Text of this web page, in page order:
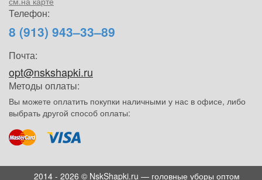
Телефон:
8 (913) 943–33–89
Почта:
opt@nskshapki.ru
Методы оплаты:
Вы можете оплатить покупки наличными у нас в офисе, либо
выбрать другой способ оплаты:
2014 - 2026 © NskShapki.ru — головные уборы оптом